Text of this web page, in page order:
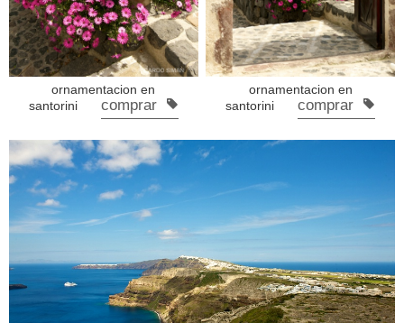
ornamentacion en
santorini
comprar
ornamentacion en
santorini
comprar